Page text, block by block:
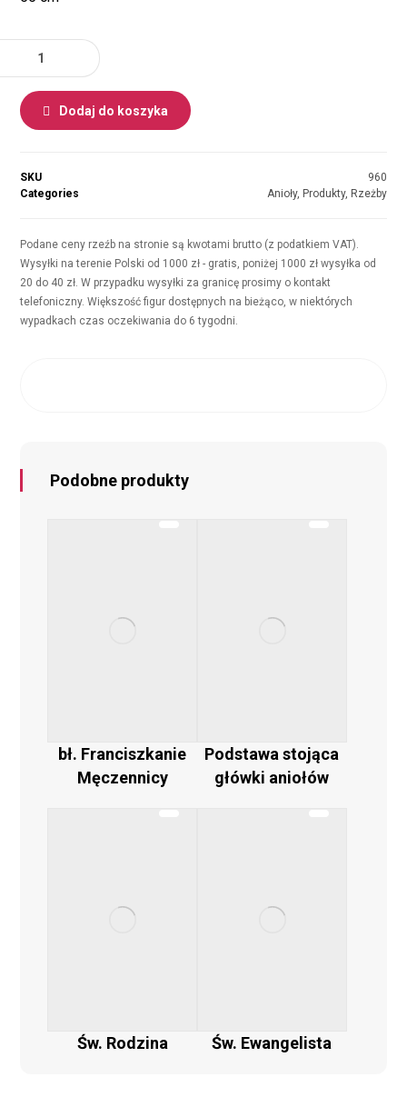
Dodaj do koszyka
SKU
960
Categories
Anioły, Produkty, Rzeżby
Podane ceny rzeźb na stronie są kwotami brutto (z podatkiem VAT).
Wysyłki na terenie Polski od 1000 zł - gratis, poniżej 1000 zł wysyłka od
20 do 40 zł. W przypadku wysyłki za granicę prosimy o kontakt
telefoniczny. Większość figur dostępnych na bieżąco, w niektórych
wypadkach czas oczekiwania do 6 tygodni.
Podobne produkty
bł. Franciszkanie
Męczennicy
Podstawa stojąca
główki aniołów
Św. Rodzina Św. Ewangelista